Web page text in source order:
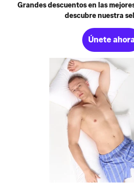
Grandes descuentos en las
descubre nuestra
Únete